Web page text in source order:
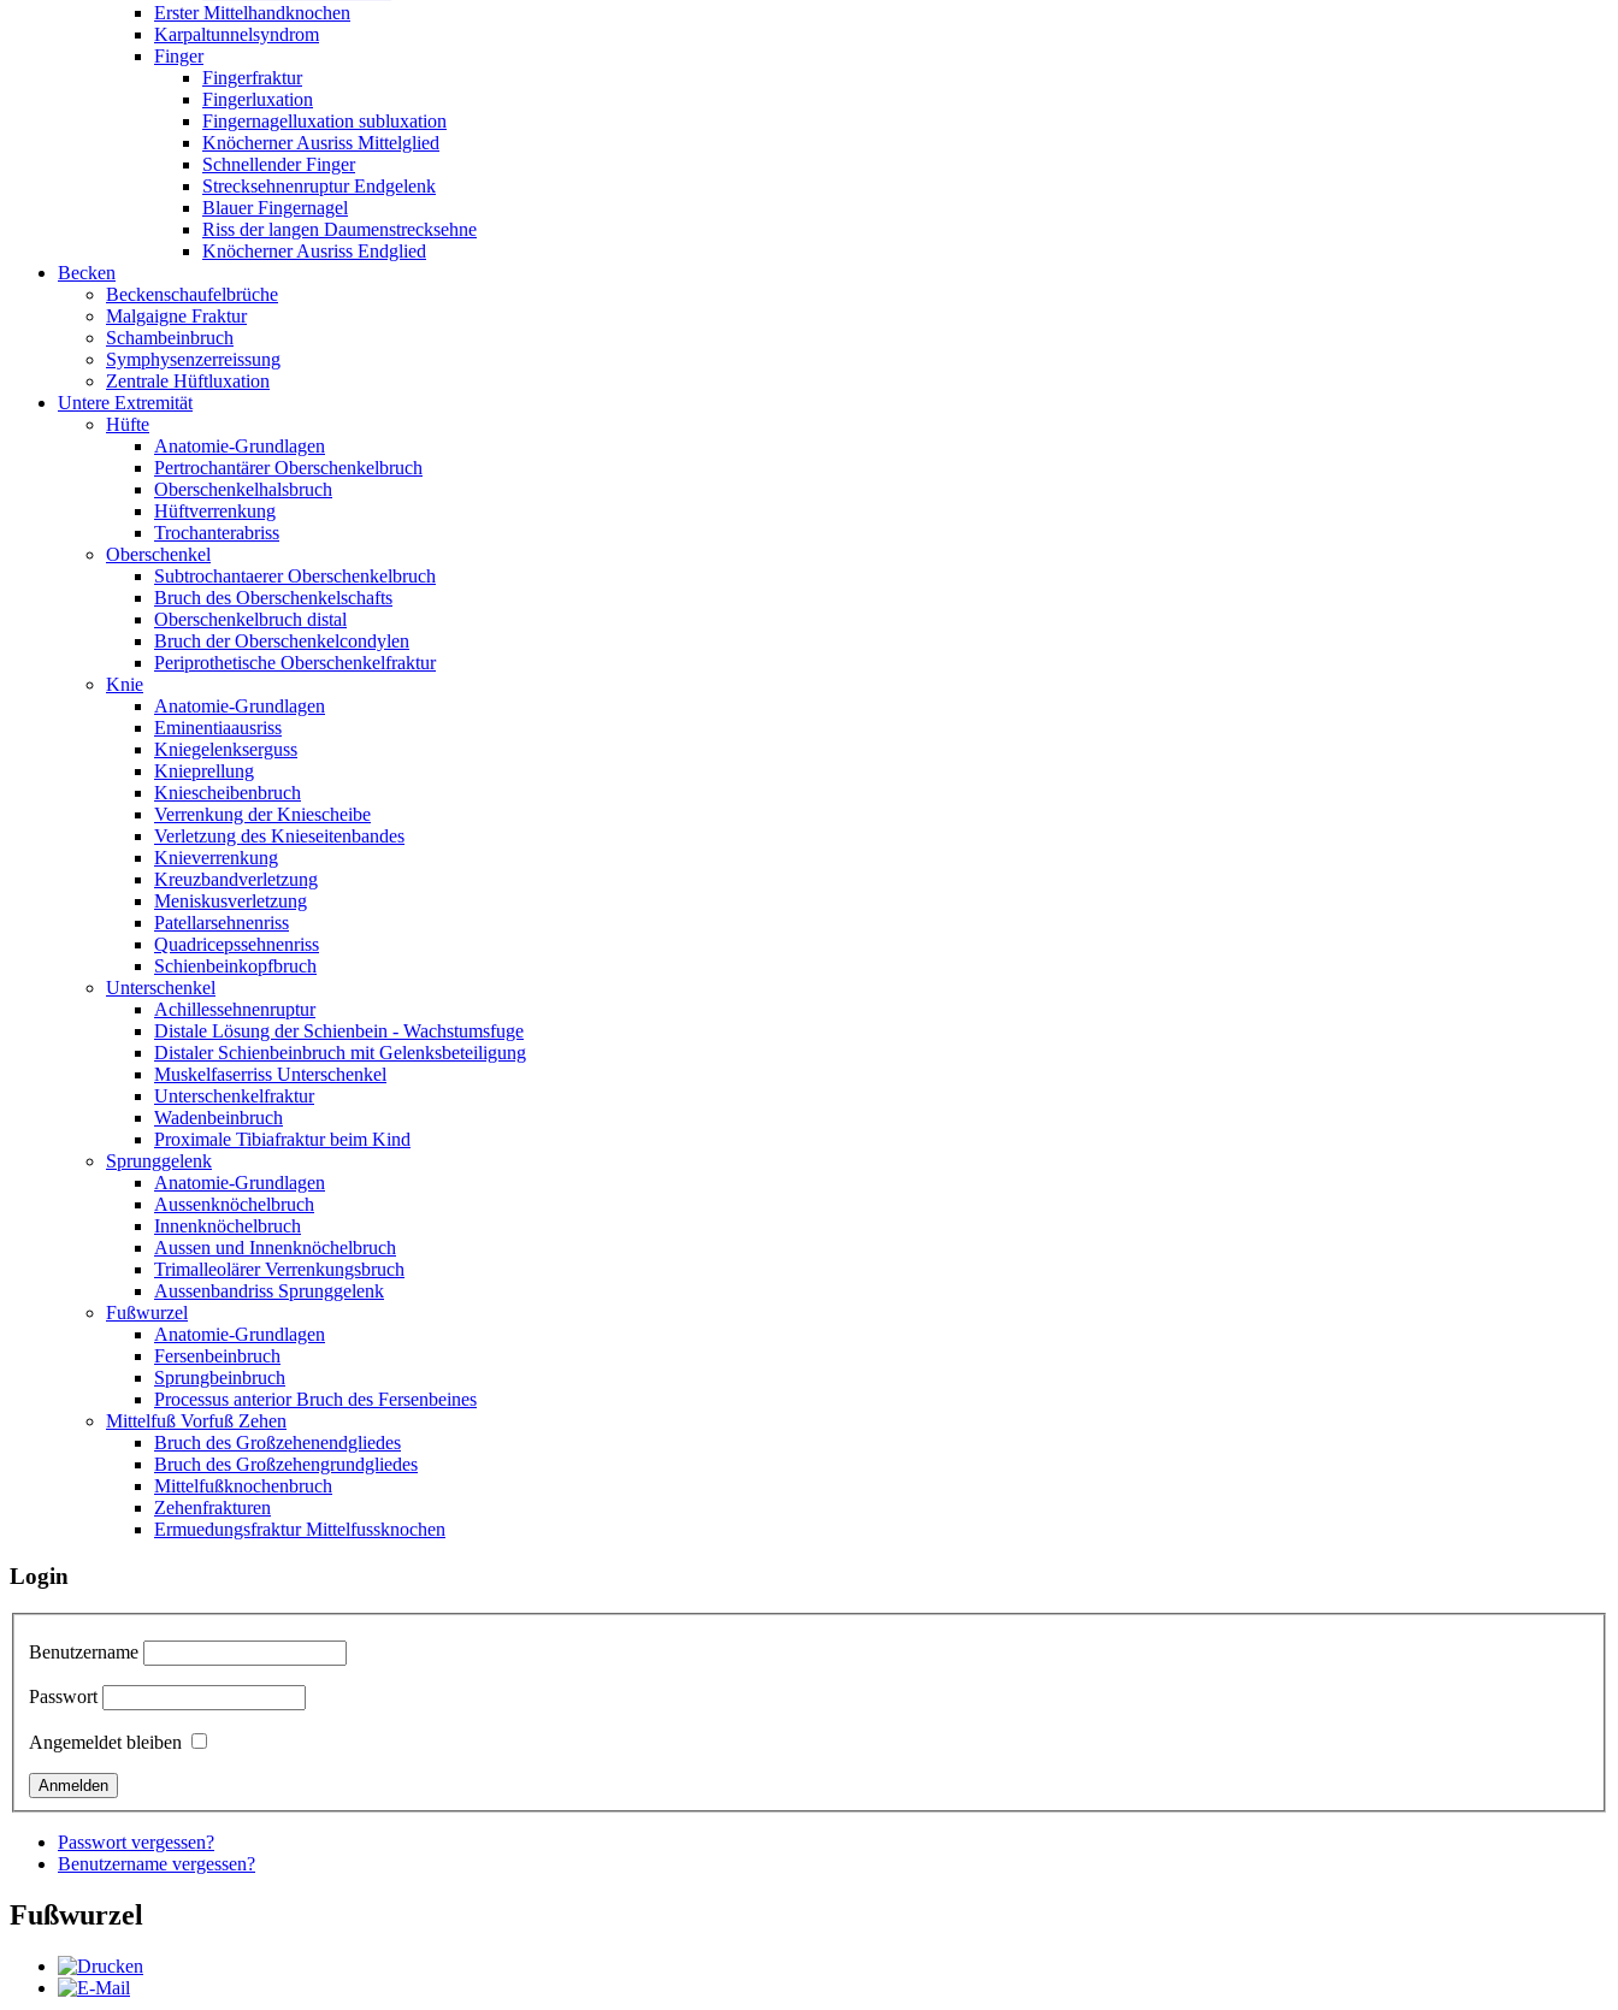
Erster Mittelhandknochen
Karpaltunnelsyndrom
Finger
Fingerfraktur
Fingerluxation
Fingernagelluxation subluxation
Knöcherner Ausriss Mittelglied
Schnellender Finger
Strecksehnenruptur Endgelenk
Blauer Fingernagel
Riss der langen Daumenstrecksehne
Knöcherner Ausriss Endglied
Becken
Beckenschaufelbrüche
Malgaigne Fraktur
Schambeinbruch
Symphysenzerreissung
Zentrale Hüftluxation
Untere Extremität
Hüfte
Anatomie-Grundlagen
Pertrochantärer Oberschenkelbruch
Oberschenkelhalsbruch
Hüftverrenkung
Trochanterabriss
Oberschenkel
Subtrochantaerer Oberschenkelbruch
Bruch des Oberschenkelschafts
Oberschenkelbruch distal
Bruch der Oberschenkelcondylen
Periprothetische Oberschenkelfraktur
Knie
Anatomie-Grundlagen
Eminentiaausriss
Kniegelenkserguss
Knieprellung
Kniescheibenbruch
Verrenkung der Kniescheibe
Verletzung des Knieseitenbandes
Knieverrenkung
Kreuzbandverletzung
Meniskusverletzung
Patellarsehnenriss
Quadricepssehnenriss
Schienbeinkopfbruch
Unterschenkel
Achillessehnenruptur
Distale Lösung der Schienbein - Wachstumsfuge
Distaler Schienbeinbruch mit Gelenksbeteiligung
Muskelfaserriss Unterschenkel
Unterschenkelfraktur
Wadenbeinbruch
Proximale Tibiafraktur beim Kind
Sprunggelenk
Anatomie-Grundlagen
Aussenknöchelbruch
Innenknöchelbruch
Aussen und Innenknöchelbruch
Trimalleolärer Verrenkungsbruch
Aussenbandriss Sprunggelenk
Fußwurzel
Anatomie-Grundlagen
Fersenbeinbruch
Sprungbeinbruch
Processus anterior Bruch des Fersenbeines
Mittelfuß Vorfuß Zehen
Bruch des Großzehenendgliedes
Bruch des Großzehengrundgliedes
Mittelfußknochenbruch
Zehenfrakturen
Ermuedungsfraktur Mittelfussknochen
Login
Benutzername
Passwort
Angemeldet bleiben
Passwort vergessen?
Benutzername vergessen?
Fußwurzel